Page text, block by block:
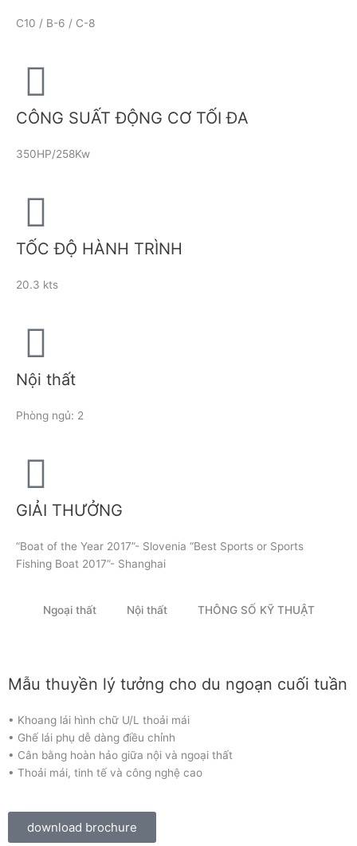
C10 / B-6 / C-8
CÔNG SUẤT ĐỘNG CƠ TỐI ĐA
350HP/258Kw
TỐC ĐỘ HÀNH TRÌNH
20.3 kts
Nội thất
Phòng ngủ: 2
GIẢI THƯỞNG
“Boat of the Year 2017”- Slovenia “Best Sports or Sports
Fishing Boat 2017”- Shanghai
Ngoại thất Nội thất THÔNG SỐ KỸ THUẬT
Mẫu thuyền lý tưởng cho du ngoạn cuối tuần
• Khoang lái hình chữ U/L thoải mái
• Ghế lái phụ dễ dàng điều chỉnh
• Cân bằng hoàn hảo giữa nội và ngoại thất
• Thoải mái, tinh tế và công nghệ cao
download brochure